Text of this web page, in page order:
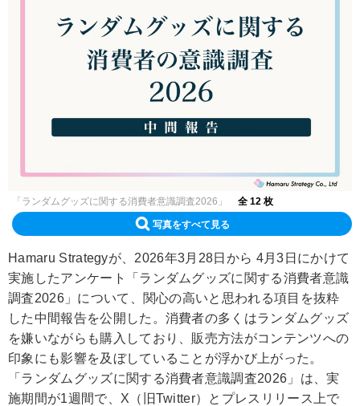
「ランダムグッズに関する消費者意識調査2026」 全 12 枚
写真をすべて見る
Hamaru Strategyが、2026年3月28日から 4月3日にかけて
実施したアンケート「ランダムグッズに関する消費者意識
調査2026」について、関心の高いと思われる項目を抜粋
した中間報告を公開した。消費者の多くはランダムグッズ
を嫌いながらも購入しており、販売方法がコンテンツへの
印象にも影響を及ぼしていることが浮かび上がった。
「ランダムグッズに関する消費者意識調査2026」は、実
施期間が1週間で、X（旧Twitter）とプレスリリース上で